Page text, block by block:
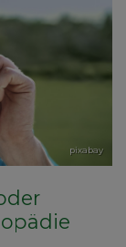
pixabay